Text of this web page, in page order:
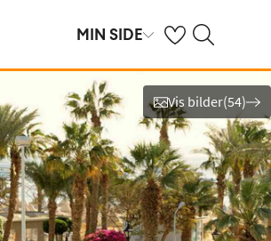
MIN SIDE Se dine sparte
Søk på ving.no
Vis bilder(54)